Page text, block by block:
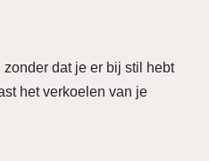
dat je er bij stil hebt
het verkoelen van je